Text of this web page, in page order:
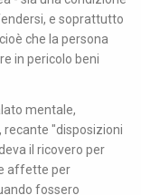
e soprattutto
che la persona
in pericolo beni
mentale,
recante "disposizioni
il ricovero per
affette per
fossero